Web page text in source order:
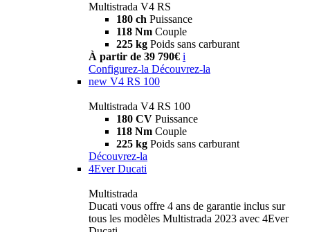
Multistrada V4 RS
180 ch Puissance
118 Nm Couple
225 kg Poids sans carburant
À partir de 39 790€ i
Configurez-la Découvrez-la
new V4 RS 100
Multistrada V4 RS 100
180 CV Puissance
118 Nm Couple
225 kg Poids sans carburant
Découvrez-la
4Ever Ducati
Multistrada
Ducati vous offre 4 ans de garantie inclus sur
tous les modèles Multistrada 2023 avec 4Ever